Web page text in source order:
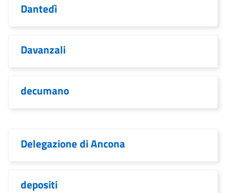
Dantedì
Davanzali
decumano
Delegazione di Ancona
depositi